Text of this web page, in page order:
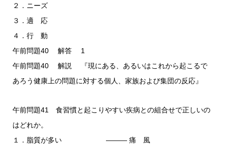
２．ニーズ
３．適 応
４．行 動
午前問題40 解答 1
午前問題40 解説 『現にある、あるいはこれから起こるで
あろう健康上の問題に対する個人、家族および集団の反応』
午前問題41 食習慣と起こりやすい疾病との組合せで正しいの
はどれか。
１．脂質が多い ――― 痛 風